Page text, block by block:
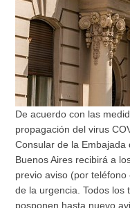
De acuerdo con las
propagación del virus
Consular de la
Buenos Aires recibirá a
previo aviso (por
de la urgencia. Todos los
posponen hasta nuevo